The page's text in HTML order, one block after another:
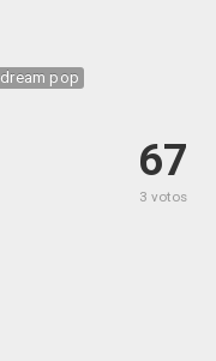
dream pop
67
3 votos